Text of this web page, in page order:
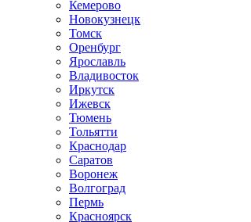
Кемерово
Новокузнецк
Томск
Оренбург
Ярославль
Владивосток
Иркутск
Ижевск
Тюмень
Тольятти
Краснодар
Саратов
Воронеж
Волгоград
Пермь
Красноярск